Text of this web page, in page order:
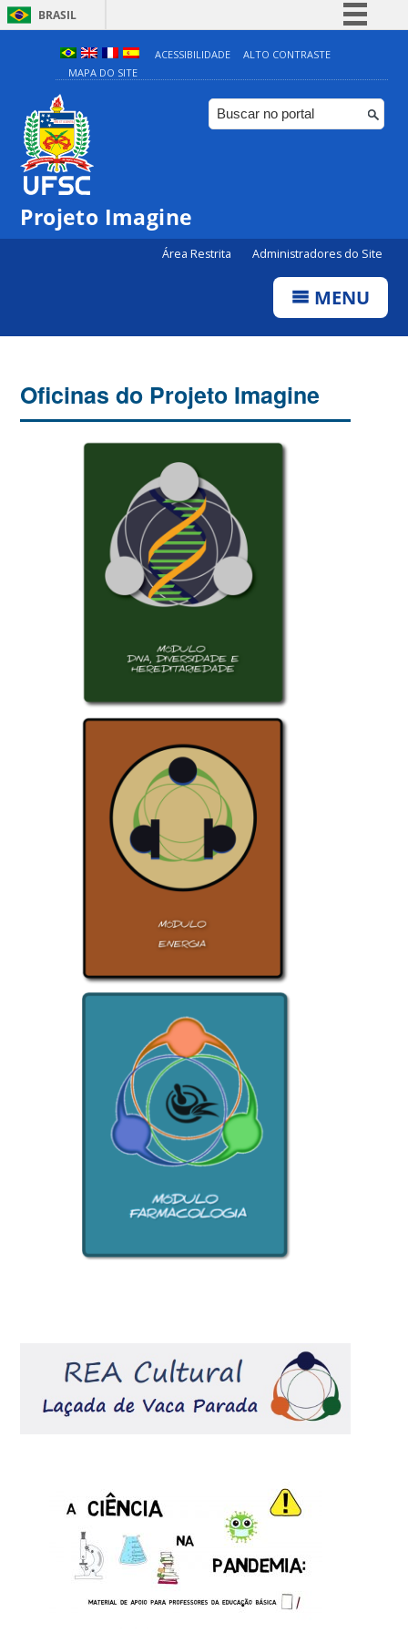
BRASIL
Simplifique!
Comunica BR
Participe
ACESSIBILIDADE
ALTO CONTRASTE
MAPA DO SITE
Projeto Imagine
Área Restrita Administradores do Site
MENU
Oficinas do Projeto Imagine